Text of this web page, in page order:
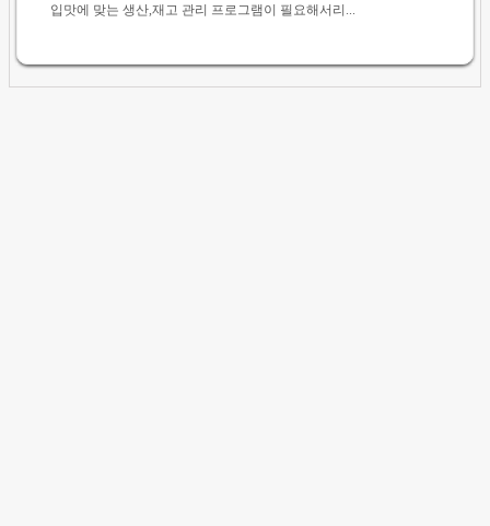
입맛에 맞는 생산,재고 관리 프로그램이 필요해서리...